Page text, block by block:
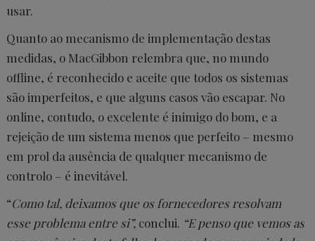
usar.
Quanto ao mecanismo de implementação destas
medidas, o MacGibbon relembra que, no mundo
offline, é reconhecido e aceite que todos os sistemas
são imperfeitos, e que alguns casos vão escapar. No
online, contudo, o excelente é inimigo do bom, e a
rejeição de um sistema menos que perfeito – mesmo
em prol da ausência de qualquer mecanismo de
controlo – é inevitável.
“Como tal, deixamos que os fornecedores resolvam
esse problema entre si”, conclui. “E penso que vemos as